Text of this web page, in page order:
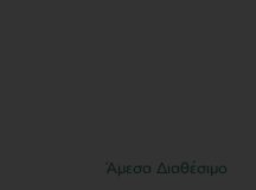
Άμεσα Διαθέσιμο